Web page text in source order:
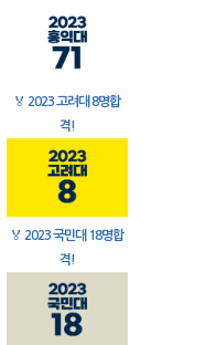
🏅 2023 고려대 8명합
격!
🏅 2023 국민대 18명합
격!